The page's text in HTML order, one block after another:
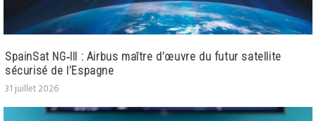
SpainSat NG‑III : Airbus maître d’œuvre du futur satellite
sécurisé de l’Espagne
31 juillet 2026